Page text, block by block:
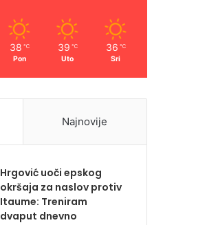
38 ℃
Pon
39 ℃
Uto
36 ℃
Sri
Najnovije
Hrgović uoči epskog
okršaja za naslov protiv
Itaume: Treniram
dvaput dnevno